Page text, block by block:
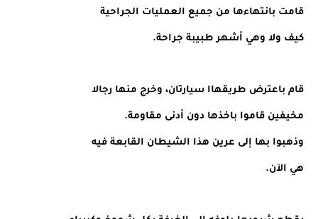
قامت بانتهاءها من جميع العمليات الجراحية
كيف ولا وهي أشهر طبيبة جراحة.
قام باعترض طريقهاا سيارتان، وخرج منها رجالا
مخيفين قاموا باخذها دون أدنى مقاومة.
وذهبوا بها إلى عرين هذا الشيطان القابعة فيه
هي الآن.